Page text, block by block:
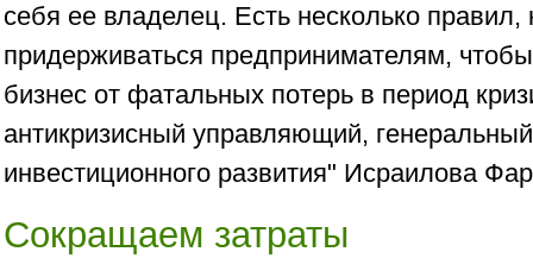
себя ее владелец. Есть несколько правил,
придерживаться предпринимателям,
бизнес от фатальных потерь в период
антикризисный управляющий,
инвестиционного развития" Исраилова
Сокращаем затраты